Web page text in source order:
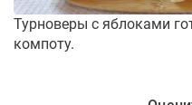
Турноверы с яблоками
компоту.